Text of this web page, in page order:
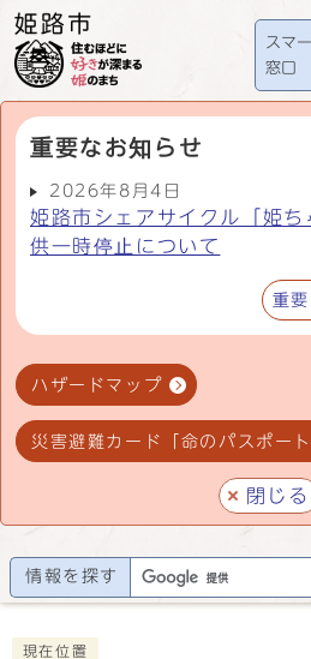
スマ
窓口
重要なお知らせ
2026年8月4日
姫路市シェアサイクル「姫
供一時停止について
重
ハザードマップ
災害避難カード「命のパスポート
閉じる
情報を探す
現在位置